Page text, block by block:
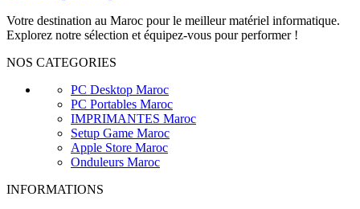
Votre destination au Maroc pour le meilleur matériel informatique.
Explorez notre sélection et équipez-vous pour performer !
NOS CATEGORIES
PC Desktop Maroc
PC Portables Maroc
IMPRIMANTES Maroc
Setup Game Maroc
Apple Store Maroc
Onduleurs Maroc
INFORMATIONS